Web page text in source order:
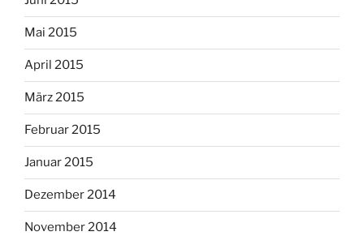
Mai 2015
April 2015
März 2015
Februar 2015
Januar 2015
Dezember 2014
November 2014